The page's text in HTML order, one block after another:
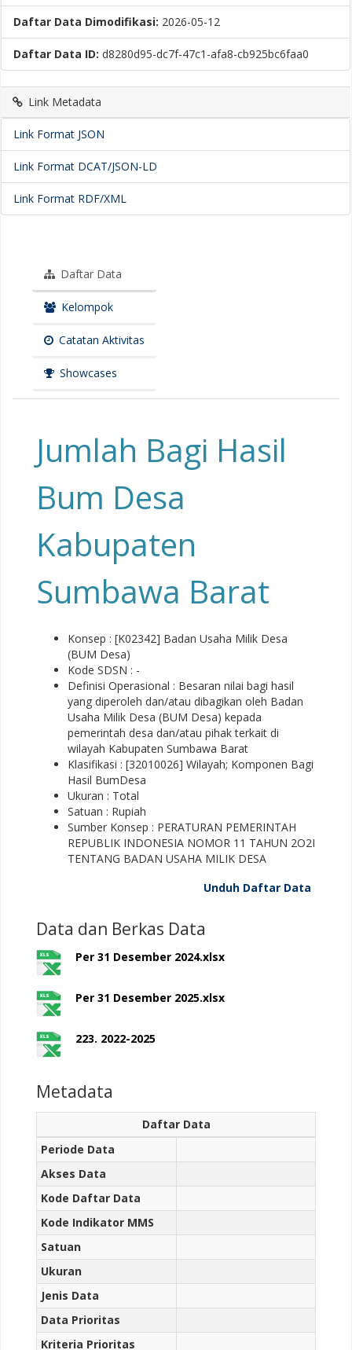
Daftar Data Dimodifikasi: 2026-05-12
Daftar Data ID: d8280d95-dc7f-47c1-afa8-cb925bc6faa0
Link Metadata
Link Format JSON
Link Format DCAT/JSON-LD
Link Format RDF/XML
Daftar Data
Kelompok
Catatan Aktivitas
Showcases
Jumlah Bagi Hasil
Bum Desa
Kabupaten
Sumbawa Barat
Konsep : [K02342] Badan Usaha Milik Desa
(BUM Desa)
Kode SDSN : -
Definisi Operasional : Besaran nilai bagi hasil
yang diperoleh dan/atau dibagikan oleh Badan
Usaha Milik Desa (BUM Desa) kepada
pemerintah desa dan/atau pihak terkait di
wilayah Kabupaten Sumbawa Barat
Klasifikasi : [32010026] Wilayah; Komponen Bagi
Hasil BumDesa
Ukuran : Total
Satuan : Rupiah
Sumber Konsep : PERATURAN PEMERINTAH
REPUBLIK INDONESIA NOMOR 11 TAHUN 2O2I
TENTANG BADAN USAHA MILIK DESA
Unduh Daftar Data
Data dan Berkas Data
Per 31 Desember 2024.xlsx
Per 31 Desember 2025.xlsx
223. 2022-2025
Metadata
Daftar Data
Periode Data
Akses Data
Kode Daftar Data
Kode Indikator MMS
Satuan
Ukuran
Jenis Data
Data Prioritas
Kriteria Prioritas